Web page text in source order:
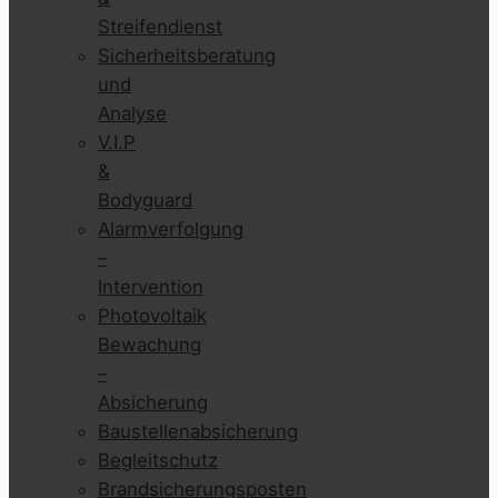
Streifendienst
Sicherheitsberatung
und
Analyse
V.I.P
&
Bodyguard
Alarmverfolgung
–
Intervention
Photovoltaik
Bewachung
–
Absicherung
Baustellenabsicherung
Begleitschutz
Brandsicherungsposten